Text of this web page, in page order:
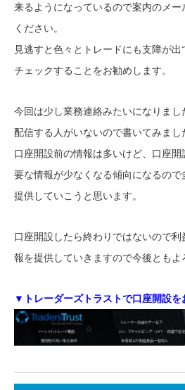
来るようになっているので案内のメ
ください。
見逃すと色々とトレードにも支障が
チェックすることをお勧めします。
今回は少し業務連絡みたいになりま
配信する人がいないので書いてみまし
口座開設前の情報は多いけど、口座
要な情報が少なくなる傾向になるの
提供していこうと思います。
口座開設したら終わりではないので
報を提供していきますので今後ともよ
▼トレーダーズトラストで口座開設を